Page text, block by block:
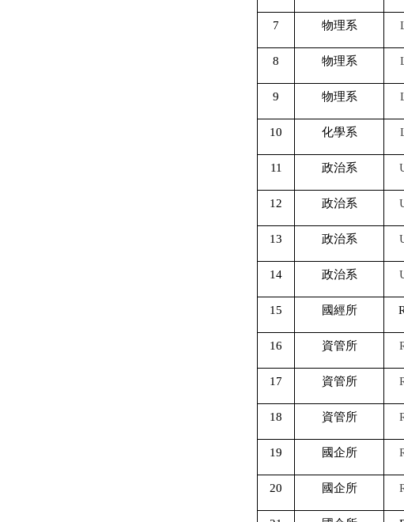
7 物理系
8 物理系
9 物理系
10 化學系
11 政治系
12 政治系
13 政治系
14 政治系
15 國經所
16 資管所
17 資管所
18 資管所
19 國企所
20 國企所